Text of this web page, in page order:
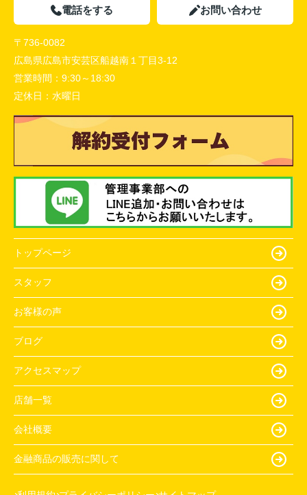
電話をする お問い合わせ
〒736-0082
広島県広島市安芸区船越南１丁目3-12
営業時間： 9:30～18:30
定休日： 水曜日
トップページ
スタッフ
お客様の声
ブログ
アクセスマップ
店舗一覧
会社概要
金融商品の販売に関して